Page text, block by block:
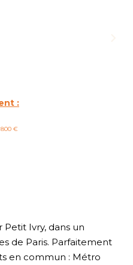
:
€
Petit Ivry, dans un
de Paris. Parfaitement
en commun : Métro